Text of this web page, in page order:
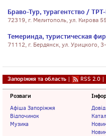
Браво-Тур, турагентство /
72319, г. Мелитополь, ул. Кирова 55
Темеринда, туристическая
71112, г. Бердянск, ул. Урицкого,
Запоріжжя та область | RSS 2.0 |
Розваги
Афіша Запоріжжя
Відпочинок
Музика